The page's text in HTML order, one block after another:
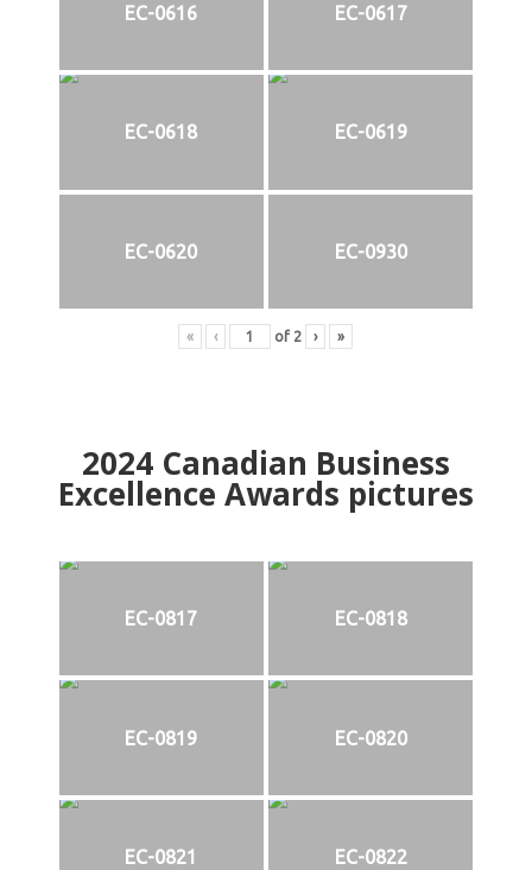
EC-0616 EC-0617
EC-0618 EC-0619
EC-0620 EC-0930
« ‹ of 2 › »
2024Canadian Business
Excellence Awards pictures
EC-0817 EC-0818
EC-0819 EC-0820
EC-0821 EC-0822